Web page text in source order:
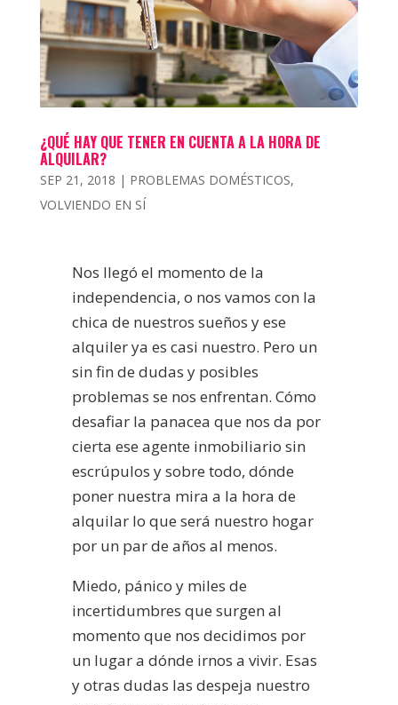
¿QUÉ HAY QUE TENER EN CUENTA A LA HORA DE
ALQUILAR?
SEP 21, 2018 | PROBLEMAS DOMÉSTICOS,
VOLVIENDO EN SÍ
Nos llegó el momento de la
independencia, o nos vamos con la
chica de nuestros sueños y ese
alquiler ya es casi nuestro. Pero un
sin fin de dudas y posibles
problemas se nos enfrentan. Cómo
desafiar la panacea que nos da por
cierta ese agente inmobiliario sin
escrúpulos y sobre todo, dónde
poner nuestra mira a la hora de
alquilar lo que será nuestro hogar
por un par de años al menos.
Miedo, pánico y miles de
incertidumbres que surgen al
momento que nos decidimos por
un lugar a dónde irnos a vivir. Esas
y otras dudas las despeja nuestro